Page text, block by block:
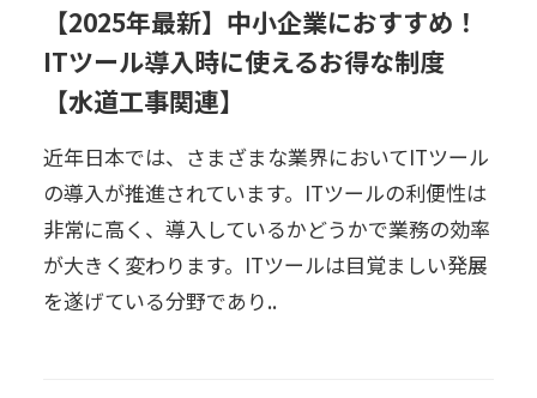
【2025年最新】中小企業におすすめ！
ITツール導入時に使えるお得な制度
【水道工事関連】
近年日本では、さまざまな業界においてITツール
の導入が推進されています。ITツールの利便性は
非常に高く、導入しているかどうかで業務の効率
が大きく変わります。ITツールは目覚ましい発展
を遂げている分野であり..